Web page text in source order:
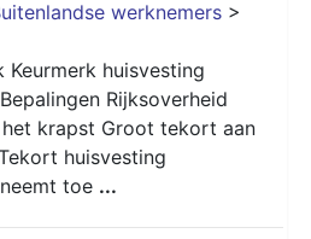
werknemers >
Keurmerk huisvesting
Rijksoverheid
het krapst Groot tekort aan
huisvesting
toe ...